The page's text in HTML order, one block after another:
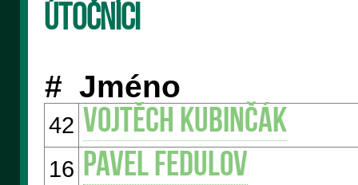
Útočníci
# Jméno
42 Vojtěch KUBINČÁK
16 Pavel FEDULOV